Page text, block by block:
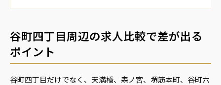
谷町四丁目周辺の求人比較で差が出る
ポイント
谷町四丁目だけでなく、天満橋、森ノ宮、堺筋本町、谷町六